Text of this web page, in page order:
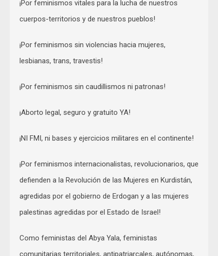
¡Por feminismos vitales para la lucha de nuestros
cuerpos-territorios y de nuestros pueblos!
¡Por feminismos sin violencias hacia mujeres,
lesbianas, trans, travestis!
¡Por feminismos sin caudillismos ni patronas!
¡Aborto legal, seguro y gratuito YA!
¡NI FMI, ni bases y ejercicios militares en el continente!
¡Por feminismos internacionalistas, revolucionarios, que
defienden a la Revolución de las Mujeres en Kurdistán,
agredidas por el gobierno de Erdogan y a las mujeres
palestinas agredidas por el Estado de Israel!
Como feministas del Abya Yala, feministas
comunitarias territoriales, antipatriarcales, autónomas,